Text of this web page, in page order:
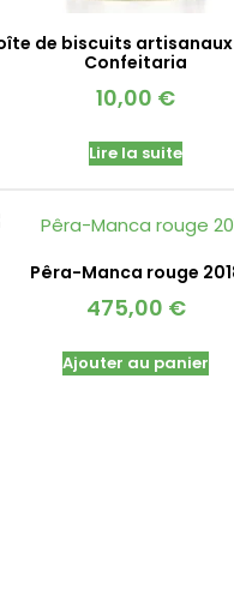
de biscuits
Confeitaria
10,00 €
Lire la suite
Pêra-Manca rouge
475,00 €
Ajouter au panier